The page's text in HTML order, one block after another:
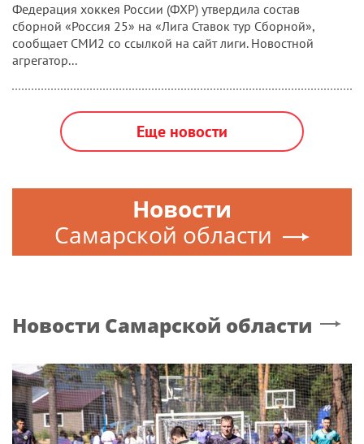
Федерация хоккея России (ФХР) утвердила состав
сборной «Россия 25» на «Лига Ставок тур Сборной»,
сообщает СМИ2 со ссылкой на сайт лиги. Новостной
агрегатор...
Еще новости
Новости
Самарской области
Новости Самарской области